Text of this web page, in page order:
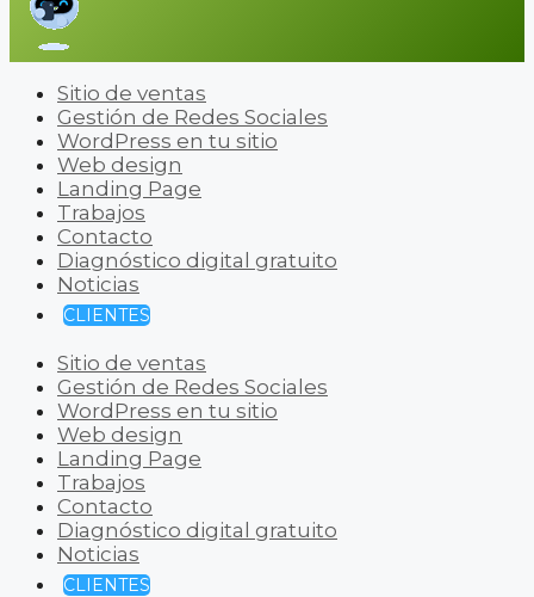
Sitio de ventas
Gestión de Redes Sociales
WordPress en tu sitio
Web design
Landing Page
Trabajos
Contacto
Diagnóstico digital gratuito
Noticias
CLIENTES
Sitio de ventas
Gestión de Redes Sociales
WordPress en tu sitio
Web design
Landing Page
Trabajos
Contacto
Diagnóstico digital gratuito
Noticias
CLIENTES